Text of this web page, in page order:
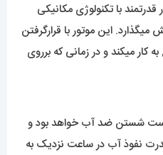
با تکنولوژی مکانیکی
این موتور با قرارگرفتن
کار میکند و در زمانی که برروی
شستن ضد آب خواهد بود و
نفوذ آب در ساعت نزدیک به